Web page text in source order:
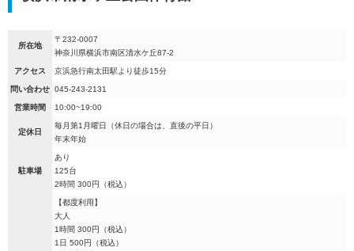
所在地
〒232-0007
神奈川県横浜市南区清水ケ丘87-2
アクセス 京浜急行南太田駅より徒歩15分
問い合わせ 045-243-2131
営業時間 10:00~19:00
定休日
毎月第1月曜日（休日の場合は、直後の平日）
年末年始
駐車場
あり
125台
2時間 300円（税込）
【都度利用】
大人
1時間 300円（税込）
1日 500円（税込）